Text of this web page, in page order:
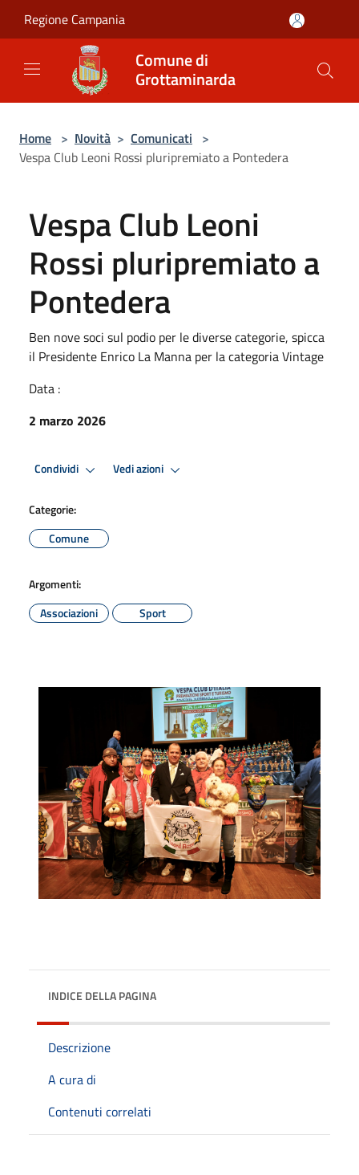
Regione Campania
Comune di
Grottaminarda
Home > Novità > Comunicati >
Vespa Club Leoni Rossi pluripremiato a Pontedera
Vespa Club Leoni
Rossi pluripremiato a
Pontedera
Ben nove soci sul podio per le diverse categorie, spicca
il Presidente Enrico La Manna per la categoria Vintage
Data :
2 marzo 2026
Condividi Vedi azioni
Categorie:
Comune
Argomenti:
Associazioni
Sport
INDICE DELLA PAGINA
Descrizione
A cura di
Contenuti correlati